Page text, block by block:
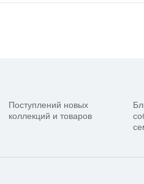
Поступлений новых
коллекций и товаров